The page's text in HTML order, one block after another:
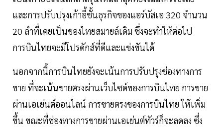
และการปรับปรุงเก้าอี้ชั้นธุรกิจของแอร์บัสเอ 320 จำนวน
20 ลำที่เคยเป็นของไทยสมายล์เดิม ซึ่งจะทำให้ต่อไป
การบินไทยจะมีโปรดักส์ที่ดีและแข่งขันได้
นอกจากนี้การบินไทยยังจะเน้นการปรับปรุงช่องทางการ
ขาย ที่จะเน้นขายตรงผ่านเว็บไซด์ของการบินไทย การขาย
ผ่านเอเย่นต์ออนไลน์ การขายตรงของการบินไทย ให้เพิ่ม
ขึ้น ขณะที่ช่องทางการขายผ่านเอเย่นต์ทัวร์ก็จะลดลง ซึ่ง